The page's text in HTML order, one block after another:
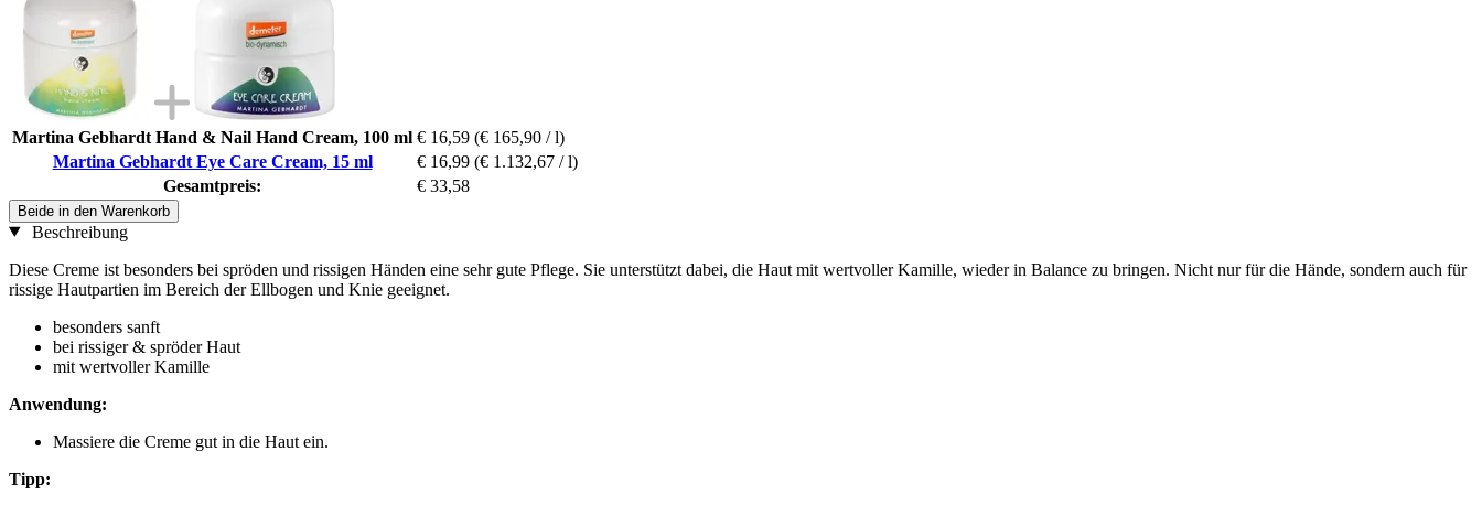
Martina Gebhardt Hand & Nail Hand Cream, 100 ml € 16,59 (€ 165,90 / l)
Martina Gebhardt Eye Care Cream, 15 ml
€ 16,99 (€ 1.132,67 / l)
Gesamtpreis:
€ 33,58
Beide in den Warenkorb
Beschreibung
Diese Creme ist besonders bei spröden und rissigen Händen eine sehr gute Pflege. Sie unterstützt dabei, die Haut mit wertvoller Kamille, wieder in Balance zu bringen. Nicht nur für die Hände, sondern auch für
rissige Hautpartien im Bereich der Ellbogen und Knie geeignet.
besonders sanft
bei rissiger & spröder Haut
mit wertvoller Kamille
Anwendung:
Massiere die Creme gut in die Haut ein.
Tipp: